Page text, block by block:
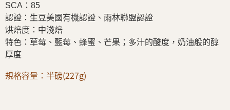
SCA：85
認證：生豆美國有機認證 、 雨林聯盟認證
烘焙度：中淺焙
特色：草莓、藍莓、蜂蜜、芒果；多汁的酸度，奶油般的醇
厚度
規格容量：半磅(227g)